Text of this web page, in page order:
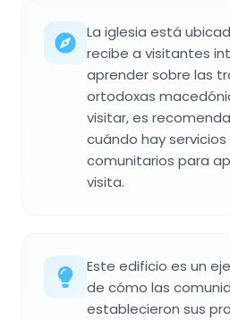
La iglesia está
recibe a visitantes
aprender sobre las
ortodoxas
visitar, es
cuándo hay
comunitarios para
visita.
Este edificio es un
de cómo las
establecieron sus